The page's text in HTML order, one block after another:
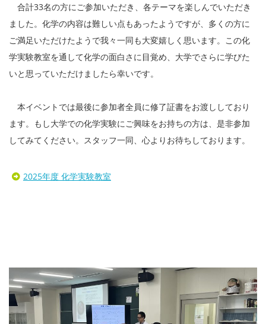
合計33名の方にご参加いただき、各テーマを楽しんでいただき
ました。化学の内容は難しい点もあったようですが、多くの方に
ご満足いただけたようで我々一同も大変嬉しく思います。この化
学実験教室を通して化学の面白さに目覚め、大学でさらに学びた
いと思っていただけましたら幸いです。
本イベントでは最後に参加者全員に修了証書をお渡ししており
ます。もし大学での化学実験にご興味をお持ちの方は、是非参加
してみてください。スタッフ一同、心よりお待ちしております。
2025年度 化学実験教室